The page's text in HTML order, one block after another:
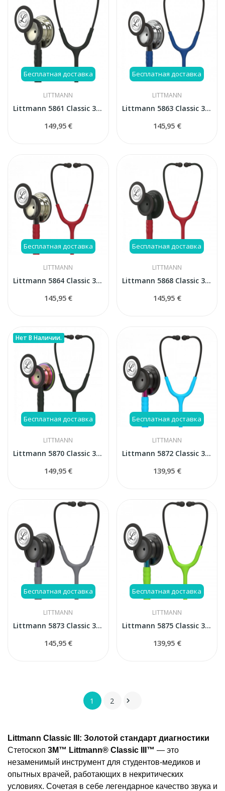
Бесплатная доставка
LITTMANN
Littmann 5861 Classic 3 стетоскоп
149,95 €
Бесплатная доставка
LITTMANN
Littmann 5863 Classic 3 стетоскоп
145,95 €
Бесплатная доставка
LITTMANN
Littmann 5864 Classic 3 стетоскоп
145,95 €
Бесплатная доставка
LITTMANN
Littmann 5868 Classic 3 стетоскоп
145,95 €
Бесплатная доставка
Нет В Наличии.
LITTMANN
Littmann 5870 Classic 3 стетоскоп
149,95 €
Бесплатная доставка
LITTMANN
Littmann 5872 Classic 3 стетоскоп
139,95 €
Бесплатная доставка
LITTMANN
Littmann 5873 Classic 3 стетоскоп
145,95 €
Бесплатная доставка
LITTMANN
Littmann 5875 Classic 3 стетоскоп
139,95 €
1 2 
Littmann Classic III: Золотой стандарт диагностики
Стетоскоп 3M™ Littmann® Classic III™ — это
незаменимый инструмент для студентов-медиков и
опытных врачей, работающих в некритических
условиях. Сочетая в себе легендарное качество звука и